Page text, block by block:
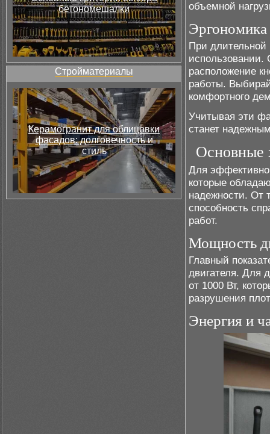
бетономешалки
Стройматериалы
Керамогранит для облицовки
фасадов: долговечность и
стиль
объемной
Эргономика
При
использовании.
расположение
работы.
комфортного
Учитывая эти
станет
Основные
Для
которые
надежности. От
способность
работ.
Мощность
Главный
двигателя. Для
от 1000 Вт,
разрушения
Энергия и